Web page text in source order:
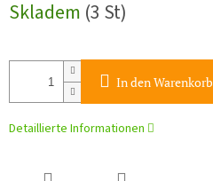
Skladem (3 St)
In den Warenkorb
Detaillierte Informationen